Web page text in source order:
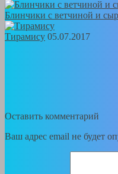
Блинчики с ветчиной и
Тирамису 05.07.2017
Оставить комментарий
Ваш адрес email не будет